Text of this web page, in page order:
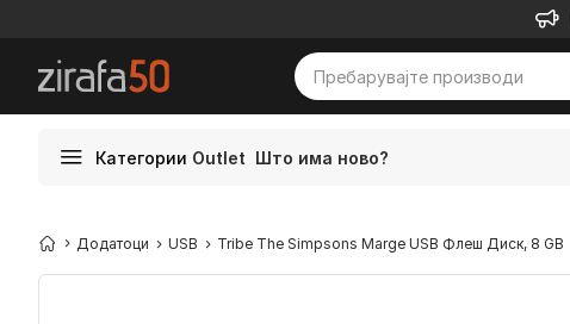
Категории Outlet Што има ново?
Додатоци USB Tribe The Simpsons Marge USB Флеш Диск, 8 GB